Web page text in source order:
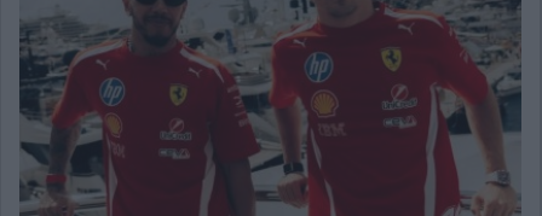
DIGITÁLIS MAGAZIN
PONTÁLLÁSOK
VERSENYNAPTÁRAK